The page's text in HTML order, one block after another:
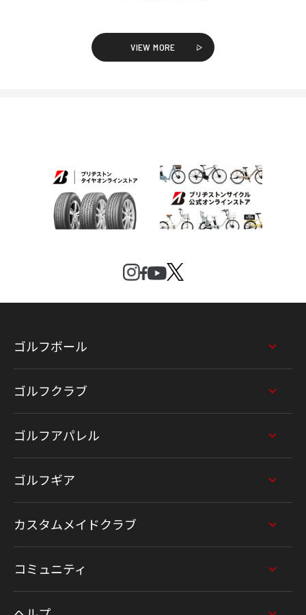
VIEW MORE
ゴルフボール
ゴルフクラブ
ゴルフアパレル
ゴルフギア
カスタムメイドクラブ
コミュニティ